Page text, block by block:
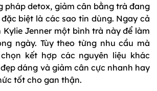
pháp detox, giảm cân bằng trà đang
biệt là các sao tin dùng. Ngay cả
Kylie Jenner một bình trà này để làm
ngày. Tùy theo từng nhu cầu mà
kết hợp các nguyên liệu khác
dáng và giảm cân cực nhanh hay
tốt cho gan thận.